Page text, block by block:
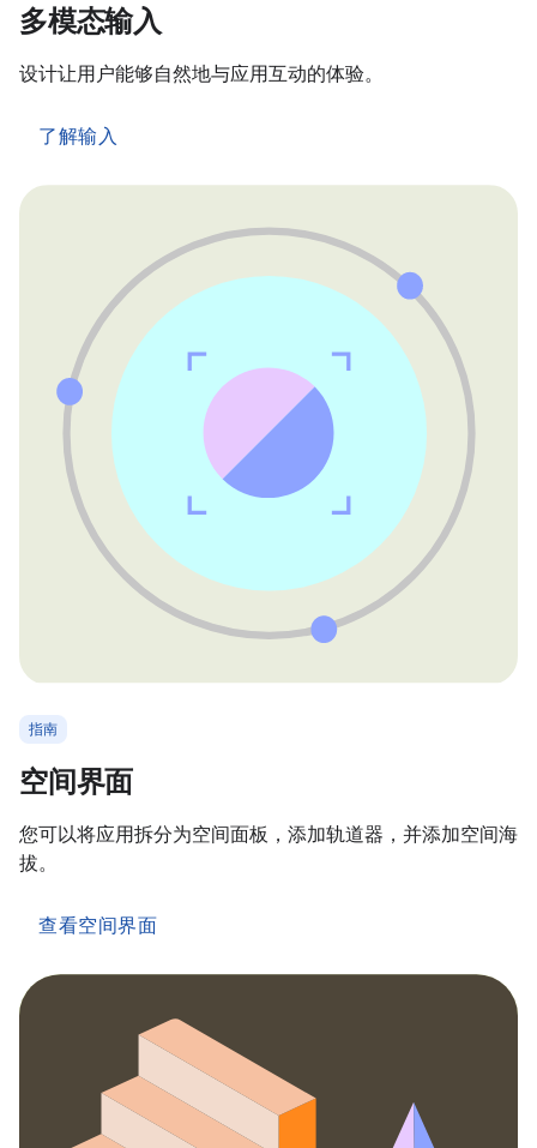
多模态输入
设计让用户能够自然地与应用互动的体验。
了解输入
指南
空间界面
您可以将应用拆分为空间面板，添加轨道器，并添加空间海
拔。
查看空间界面